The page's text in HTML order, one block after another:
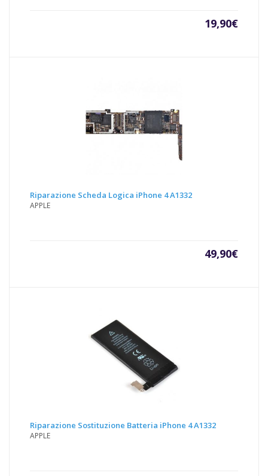
19,90€
Riparazione Scheda Logica iPhone 4 A1332
APPLE
49,90€
Riparazione Sostituzione Batteria iPhone 4 A1332
APPLE